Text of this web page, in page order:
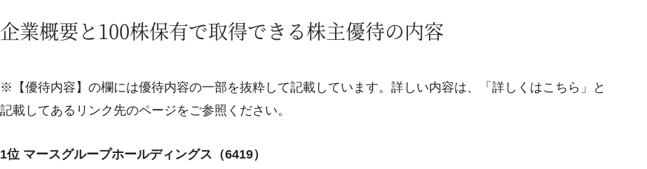
企業概要と100株保有で取得できる株主優待の内容
※【優待内容】の欄には優待内容の一部を抜粋して記載しています。詳しい内容は、「詳しくはこちら」と
記載してあるリンク先のページをご参照ください。
1位 マースグループホールディングス（6419）